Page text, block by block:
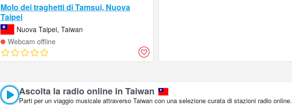
Molo dei traghetti di Tamsui, Nuova
Taipei
Nuova Taipei, Taiwan
Webcam offline
Ascolta la radio online in Taiwan
Parti per un viaggio musicale attraverso Taiwan con una selezione curata di stazioni radio online.